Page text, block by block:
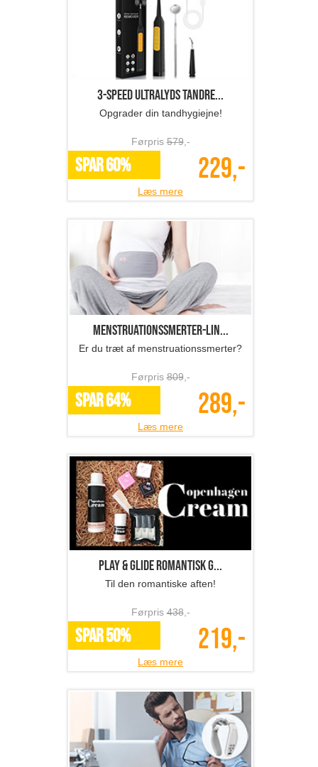
3-speed ultralyds tandre...
Opgrader din tandhygiejne!
Førpris579,-
SPAR 60% 229,-
Læs mere
Menstruationssmerter-lin...
Er du træt af menstruationssmerter?
Førpris809,-
SPAR 64% 289,-
Læs mere
Play & Glide romantisk g...
Til den romantiske aften!
Førpris438,-
SPAR 50% 219,-
Læs mere